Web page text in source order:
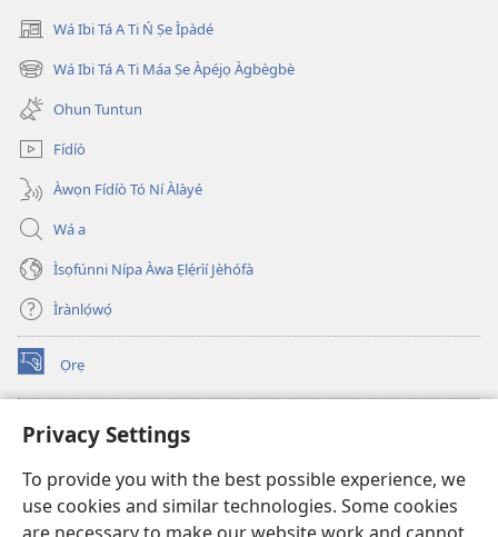
Privacy Settings
To provide you with the best possible experience, we
use cookies and similar technologies. Some cookies
Wá Ibi Tá A Ti Ń Ṣe Ìpàdé
(opens
new
window)
Wá Ibi Tá A Ti Máa Ṣe Àpéjọ Àgbègbè
(opens
new
window)
Ohun Tuntun
Fídíò
Àwọn Fídíò Tó Ní Àlàyé
Wá a
Ìsọfúnni Nípa Àwa Ẹlẹ́rìí Jèhófà
Ìrànlọ́wọ́
Ọrẹ
(opens
new
ÀKÁ ÌWÉ ORÍ ÍŃTÁNẸ́Ẹ̀TÌ TI Watchtower™
(opens
window)JW Hub
(opens
new
window)JW Library